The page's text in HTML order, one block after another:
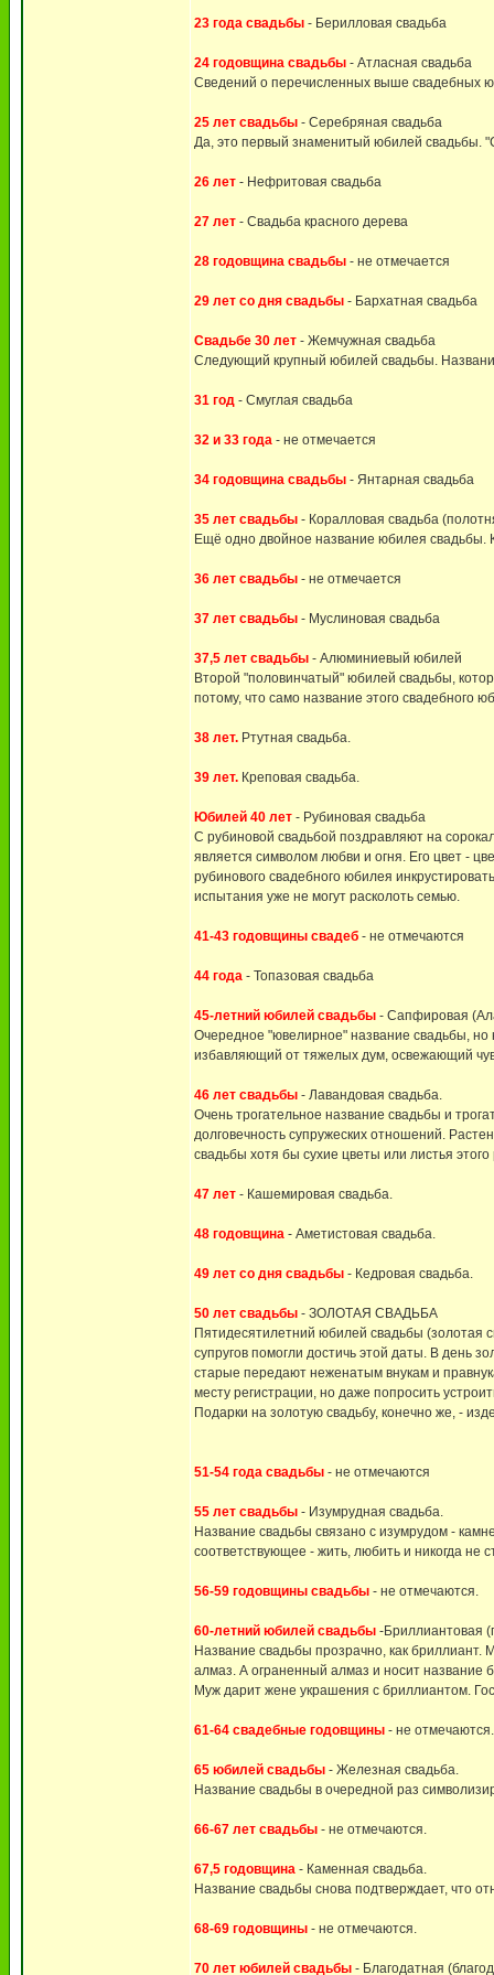
23 года свадьбы - Берилловая свадьба
24 годовщина свадьбы - Атласная свадьба
Сведений о перечисленных выше свадебных
25 лет свадьбы - Серебряная свадьба
Да, это первый знаменитый юбилей свадьбы.
26 лет - Нефритовая свадьба
27 лет - Свадьба красного дерева
28 годовщина свадьбы - не отмечается
29 лет со дня свадьбы - Бархатная свадьба
Свадьбе 30 лет - Жемчужная свадьба
Следующий крупный юбилей свадьбы.
31 год - Смуглая свадьба
32 и 33 года - не отмечается
34 годовщина свадьбы - Янтарная свадьба
35 лет свадьбы - Коралловая свадьба
Ещё одно двойное название юбилея свадьбы.
36 лет свадьбы - не отмечается
37 лет свадьбы - Муслиновая свадьба
37,5 лет свадьбы - Алюминиевый юбилей
Второй "половинчатый" юбилей свадьбы,
потому, что само название этого свадебного
38 лет. Ртутная свадьба.
39 лет. Креповая свадьба.
Юбилей 40 лет - Рубиновая свадьба
С рубиновой свадьбой поздравляют на
является символом любви и огня. Его цвет -
рубинового свадебного юбилея
испытания уже не могут расколоть семью.
41-43 годовщины свадеб - не отмечаются
44 года - Топазовая свадьба
45-летний юбилей свадьбы - Сапфировая
Очередное "ювелирное" название свадьбы,
избавляющий от тяжелых дум, освежающий
46 лет свадьбы - Лавандовая свадьба.
Очень трогательное название свадьбы и
долговечность супружеских отношений.
свадьбы хотя бы сухие цветы или листья
47 лет - Кашемировая свадьба.
48 годовщина - Аметистовая свадьба.
49 лет со дня свадьбы - Кедровая свадьба.
50 лет свадьбы - ЗОЛОТАЯ СВАДЬБА
Пятидесятилетний юбилей свадьбы (золотая
супругов помогли достичь этой даты. В день
старые передают неженатым внукам и
месту регистрации, но даже попросить
Подарки на золотую свадьбу, конечно же, -
51-54 года свадьбы - не отмечаются
55 лет свадьбы - Изумрудная свадьба.
Название свадьбы связано с изумрудом -
соответствующее - жить, любить и никогда не
56-59 годовщины свадьбы - не отмечаются.
60-летний юбилей свадьбы -Бриллиантовая
Название свадьбы прозрачно, как
алмаз. А ограненный алмаз и носит название
Муж дарит жене украшения с бриллиантом.
61-64 свадебные годовщины - не отмечаются.
65 юбилей свадьбы - Железная свадьба.
Название свадьбы в очередной раз
66-67 лет свадьбы - не отмечаются.
67,5 годовщина - Каменная свадьба.
Название свадьбы снова подтверждает, что
68-69 годовщины - не отмечаются.
70 лет юбилей свадьбы - Благодатная